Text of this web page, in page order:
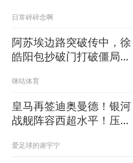
日常碎碎念啊
阿苏埃边路突破传中，徐
皓阳包抄破门打破僵局，
牛
咪咕体育
皇马再签迪奥曼德！银河
战舰阵容西超水平！压不
爱足球的谢宇宁